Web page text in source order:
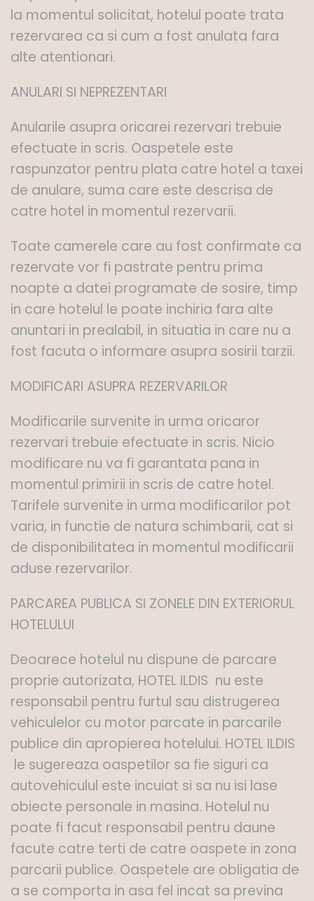
la momentul solicitat, hotelul poate trata
rezervarea ca si cum a fost anulata fara
alte atentionari.
ANULARI SI NEPREZENTARI
Anularile asupra oricarei rezervari trebuie
efectuate in scris. Oaspetele este
raspunzator pentru plata catre hotel a taxei
de anulare, suma care este descrisa de
catre hotel in momentul rezervarii.
Toate camerele care au fost confirmate ca
rezervate vor fi pastrate pentru prima
noapte a datei programate de sosire, timp
in care hotelul le poate inchiria fara alte
anuntari in prealabil, in situatia in care nu a
fost facuta o informare asupra sosirii tarzii.
MODIFICARI ASUPRA REZERVARILOR
Modificarile survenite in urma oricaror
rezervari trebuie efectuate in scris. Nicio
modificare nu va fi garantata pana in
momentul primirii in scris de catre hotel.
Tarifele survenite in urma modificarilor pot
varia, in functie de natura schimbarii, cat si
de disponibilitatea in momentul modificarii
aduse rezervarilor.
PARCAREA PUBLICA SI ZONELE DIN EXTERIORUL
HOTELULUI
Deoarece hotelul nu dispune de parcare
proprie autorizata, HOTEL ILDIS nu este
responsabil pentru furtul sau distrugerea
vehiculelor cu motor parcate in parcarile
publice din apropierea hotelului. HOTEL ILDIS
le sugereaza oaspetilor sa fie siguri ca
autovehiculul este incuiat si sa nu isi lase
obiecte personale in masina. Hotelul nu
poate fi facut responsabil pentru daune
facute catre terti de catre oaspete in zona
parcarii publice. Oaspetele are obligatia de
a se comporta in asa fel incat sa previna